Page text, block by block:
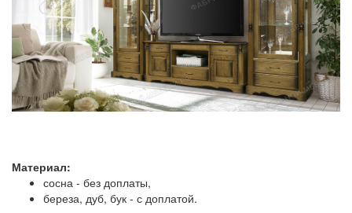
Материал:
сосна - без доплаты,
береза, дуб, бук - с доплатой.